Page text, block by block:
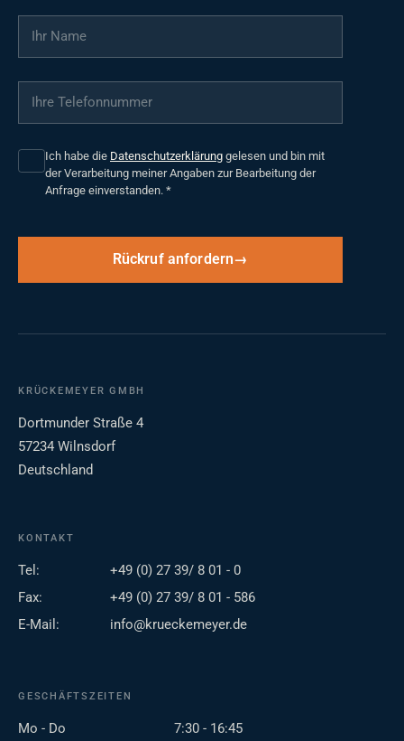
Ihr Name
Ihre Telefonnummer
Ich habe die Datenschutzerklärung gelesen und bin mit
der Verarbeitung meiner Angaben zur Bearbeitung der
Anfrage einverstanden. *
Rückruf anfordern
KRÜCKEMEYER GMBH
Dortmunder Straße 4
57234 Wilnsdorf
Deutschland
KONTAKT
Tel:
+49 (0) 27 39/ 8 01 - 0
Fax:
+49 (0) 27 39/ 8 01 - 586
E-Mail:
info@krueckemeyer.de
GESCHÄFTSZEITEN
Mo - Do
7:30 - 16:45